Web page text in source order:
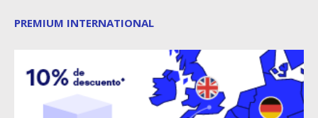
PREMIUM INTERNATIONAL